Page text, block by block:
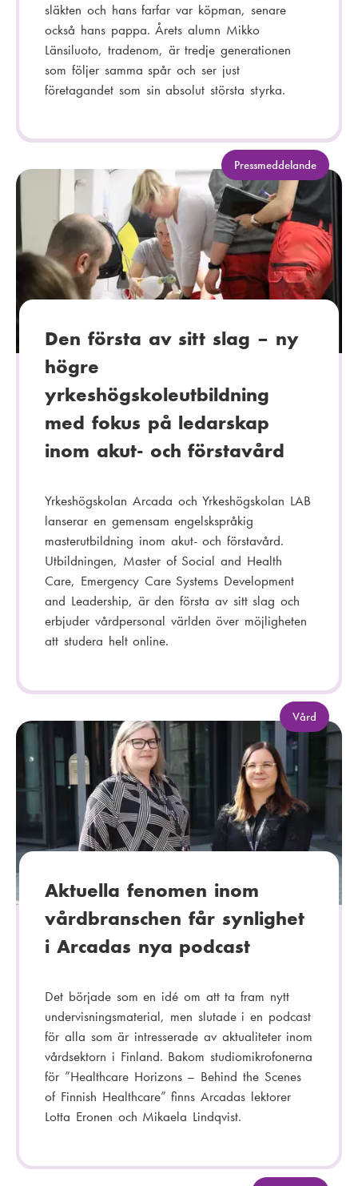
släkten och hans farfar var köpman, senare
också hans pappa. Årets alumn Mikko
Länsiluoto, tradenom, är tredje generationen
som följer samma spår och ser just
företagandet som sin absolut största styrka.
Den första av sitt slag – ny
högre
yrkeshögskoleutbildning
med fokus på ledarskap
inom akut- och förstavård
Yrkeshögskolan Arcada och Yrkeshögskolan LAB
lanserar en gemensam engelskspråkig
masterutbildning inom akut- och förstavård.
Utbildningen, Master of Social and Health
Care, Emergency Care Systems Development
and Leadership, är den första av sitt slag och
erbjuder vårdpersonal världen över möjligheten
att studera helt online.
K
a
e
g
o
r
Pressmeddelande
Aktuella fenomen inom
vårdbranschen får synlighet
i Arcadas nya podcast
Det började som en idé om att ta fram nytt
undervisningsmaterial, men slutade i en podcast
för alla som är intresserade av aktualiteter inom
vårdsektorn i Finland. Bakom studiomikrofonerna
för ”Healthcare Horizons – Behind the Scenes
of Finnish Healthcare” finns Arcadas lektorer
Lotta Eronen och Mikaela Lindqvist.
K
a
t
e
o
i
Vård